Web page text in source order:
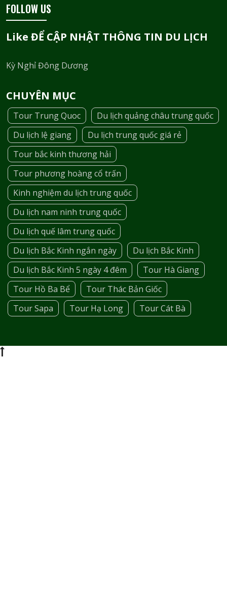
FOLLOW US
Like ĐỂ CẬP NHẬT THÔNG TIN DU LỊCH
Kỳ Nghỉ Đông Dương
CHUYÊN MỤC
Tour Trung Quoc
Du lịch quảng châu trung quốc
Du lịch lệ giang
Du lịch trung quốc giá rẻ
Tour bắc kinh thương hải
Tour phương hoàng cổ trấn
Kinh nghiệm du lịch trung quốc
Du lịch nam ninh trung quốc
Du lịch quế lâm trung quốc
Du lịch Bắc Kinh ngắn ngày
Du lịch Bắc Kinh
Du lịch Bắc Kinh 5 ngày 4 đêm
Tour Hà Giang
Tour Hồ Ba Bể
Tour Thác Bản Giốc
Tour Sapa
Tour Hạ Long Tour Cát Bà